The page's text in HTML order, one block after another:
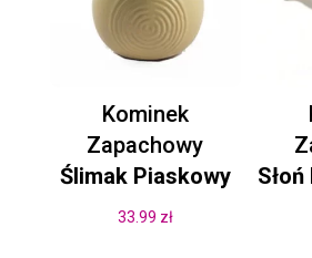
Kominek
Zapachowy
Ślimak Piaskowy
33.99 zł